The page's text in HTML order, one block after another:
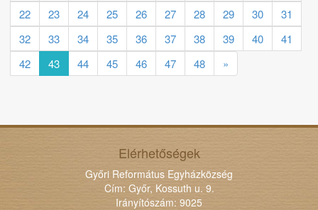
22
23 24 25 26 27 28 29 30
31
32
33 34 35 36 37 38 39 40
41
42
43 44 45 46 47 48 »
Elérhetőségek
Győri Református Egyházközség
Cím: Győr, Kossuth u. 9.
Irányítószám: 9025